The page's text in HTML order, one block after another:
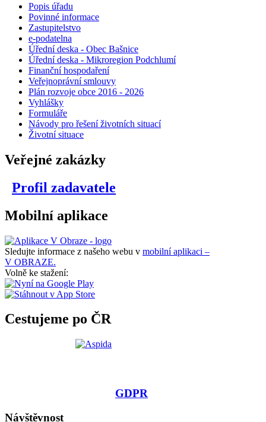
Popis úřadu
Povinné informace
Zastupitelstvo
e-podatelna
Úřední deska - Obec Bašnice
Úřední deska - Mikroregion Podchlumí
Finanční hospodaření
Veřejnoprávní smlouvy
Plán rozvoje obce 2016 - 2026
Vyhlášky
Formuláře
Návody pro řešení životních situací
Životní situace
Veřejné zakázky
Profil zadavatele
Mobilní aplikace
Sledujte informace z našeho webu v mobilní aplikaci –
V OBRAZE.
Volně ke stažení:
Cestujeme po ČR
GDPR
Návštěvnost